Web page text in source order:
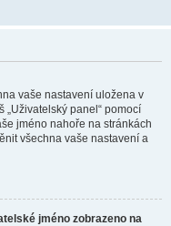
vaše nastavení uložena v
panel“ pomocí
jméno nahoře na stránkách
všechna vaše nastavení a
jméno zobrazeno na